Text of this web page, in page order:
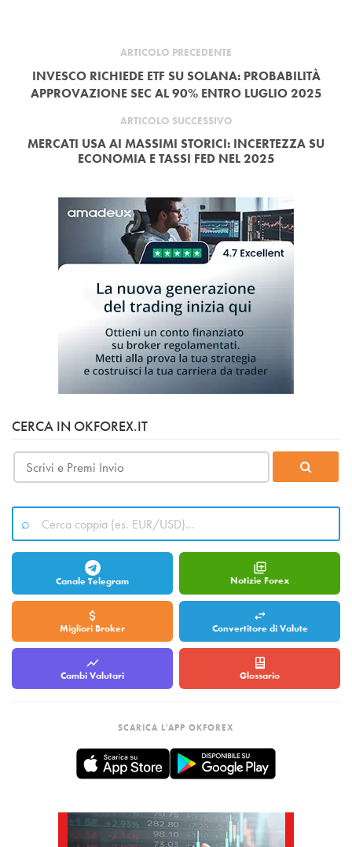
ARTICOLO PRECEDENTE
INVESCO RICHIEDE ETF SU SOLANA: PROBABILITÀ
APPROVAZIONE SEC AL 90% ENTRO LUGLIO 2025
ARTICOLO SUCCESSIVO
MERCATI USA AI MASSIMI STORICI: INCERTEZZA SU
ECONOMIA E TASSI FED NEL 2025
CERCA IN OKFOREX.IT
Canale Telegram Notizie Forex
Migliori Broker Convertitore di Valute
Cambi Valutari Glossario
SCARICA L'APP OKFOREX